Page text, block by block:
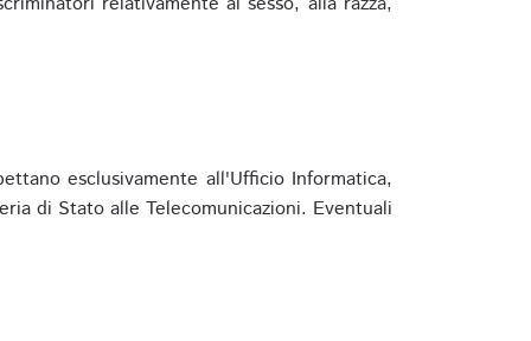
esclusivamente all'Ufficio Informatica,
di Stato alle Telecomunicazioni. Eventuali